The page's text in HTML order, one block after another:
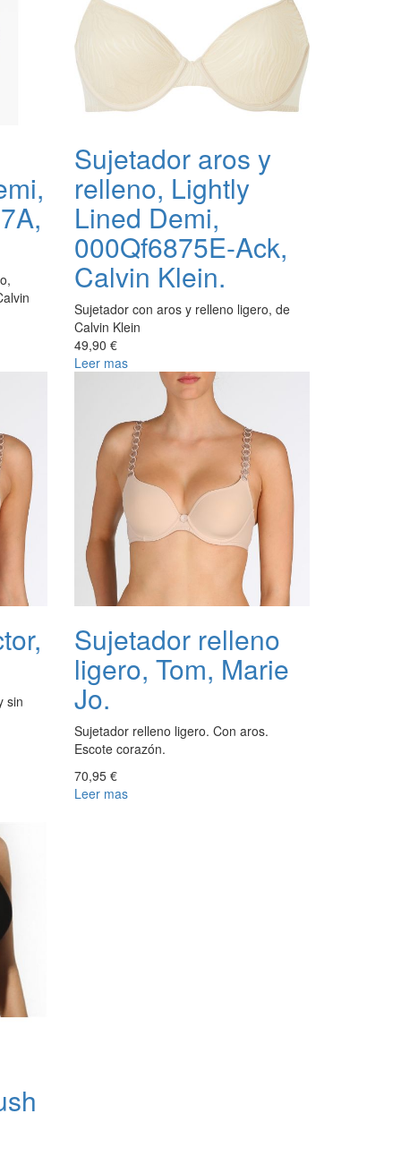
Sujetador aros y
relleno, Lightly
Lined Demi,
000Qf6875E-Ack,
Calvin Klein.
Sujetador con aros y relleno ligero, de
Calvin Klein
49,90 €
Leer mas
sin
Sujetador relleno
ligero, Tom, Marie
Jo.
Sujetador relleno ligero. Con aros.
Escote corazón.
70,95 €
Leer mas